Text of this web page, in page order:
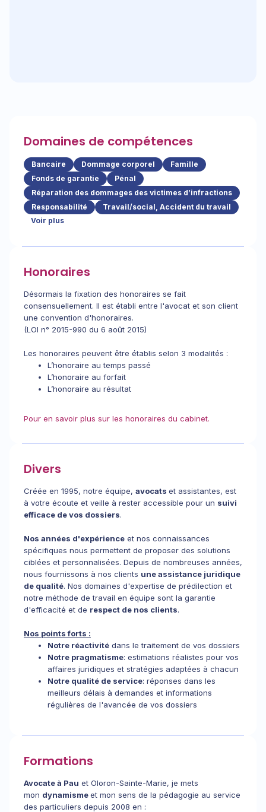
Domaines de compétences
Bancaire Dommage corporel
Famille
Fonds de garantie
Pénal
Réparation des dommages des victimes d’infractions
Responsabilité
Travail/social, Accident du travail
Voir plus
Honoraires
Désormais la fixation des honoraires se fait
consensuellement. Il est établi entre l'avocat et son client
une convention d'honoraires.
(LOI n° 2015-990 du 6 août 2015)
Les honoraires peuvent être établis selon 3 modalités :
L’honoraire au temps passé
L’honoraire au forfait
L’honoraire au résultat
Pour en savoir plus sur les honoraires du cabinet.
Divers
Créée en 1995, notre équipe, avocats et assistantes, est
à votre écoute et veille à rester accessible pour un suivi
efficace de vos dossiers.
Nos années d'expérience et nos connaissances
spécifiques nous permettent de proposer des solutions
ciblées et personnalisées. Depuis de nombreuses années,
nous fournissons à nos clients une assistance juridique
de qualité. Nos domaines d'expertise de prédilection et
notre méthode de travail en équipe sont la garantie
d'efficacité et de respect de nos clients.
Nos points forts :
Notre réactivité dans le traitement de vos dossiers
Notre pragmatisme: estimations réalistes pour vos
affaires juridiques et stratégies adaptées à chacun
Notre qualité de service: réponses dans les
meilleurs délais à demandes et informations
régulières de l'avancée de vos dossiers
Formations
Avocate à Pau et Oloron-Sainte-Marie, je mets
mon dynamismeet mon sens de la pédagogie au service
des particuliers depuis 2008 en :